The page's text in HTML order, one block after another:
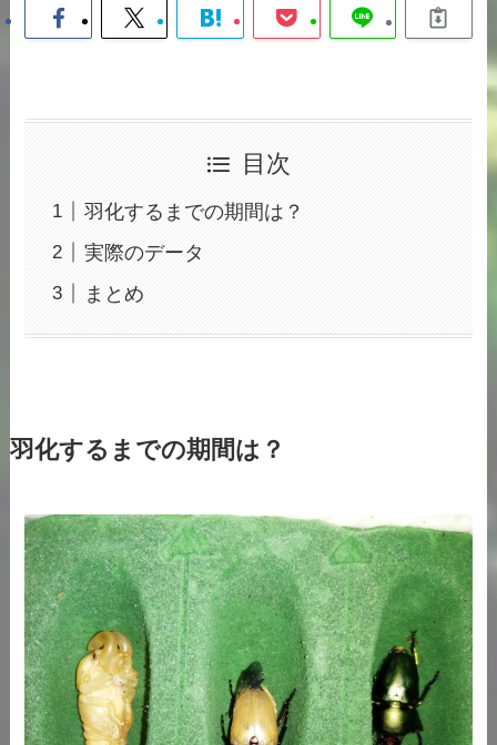
目次
羽化するまでの期間は？
実際のデータ
まとめ
羽化するまでの期間は？